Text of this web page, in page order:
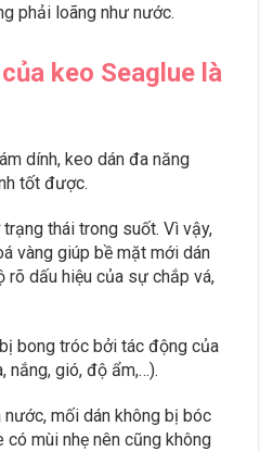
phải loãng như nước.
keo Seaglue là
dính, keo dán đa năng
tốt được.
thái trong suốt. Vì vậy,
vàng giúp bề mặt mới dán
rõ dấu hiệu của sự chắp vá,
bong tróc bởi tác động của
nắng, gió, độ ẩm,…).
mối dán không bị bóc
mùi nhẹ nên cũng không